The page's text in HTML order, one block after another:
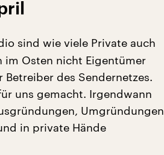
sind wie viele Private auch
im Osten nicht Eigentümer
des Sendernetzes.
uns gemacht. Irgendwann
Umgründungen
in private Hände